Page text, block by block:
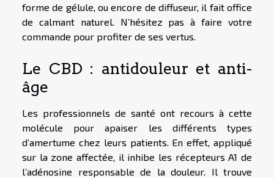
forme de gélule, ou encore de diffuseur, il fait office
de calmant naturel. N’hésitez pas à faire votre
commande pour profiter de ses vertus.
Le CBD : antidouleur et anti-
âge
Les professionnels de santé ont recours à cette
molécule pour apaiser les différents types
d’amertume chez leurs patients. En effet, appliqué
sur la zone affectée, il inhibe les récepteurs A1 de
l’adénosine responsable de la douleur. Il trouve